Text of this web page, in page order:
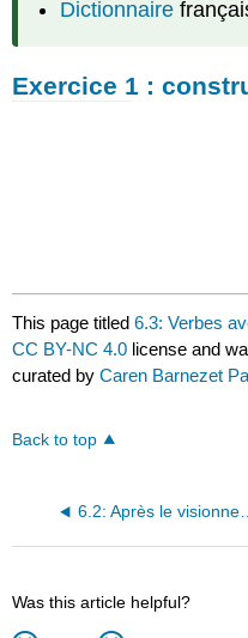
Dictionnaire
Exercice 1 :
This page titled6.3: Verbes
CC BY-NC 4.0 license and
curated byCaren Barnezet
Back to top
6.2: Après le visionnement
Was this article helpful?